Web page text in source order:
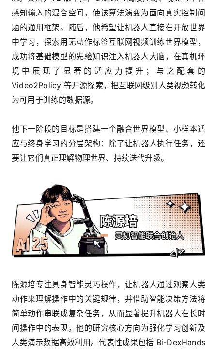
感知输入的混合空间，使该算法演变为面向真实控制问
题的通用框架。随后，他希望让机器人直接在开放世界
中学习，探索用无动作标签互联网视频训练世界模型，
成功将基础模型的先验知识注入机器人大脑，在真机环
境中展现了显著的适应力提升；与之配套的
Video2Policy 等开源探索，把互联网级别人类视频转化
为可用于训练的数据源。
他下一阶段的目标是搭建一个融合世界模型、小样本适
应与终身学习的分层架构：除了让机器人执行任务，还
要让它们真正理解物理世界、持续迭代升级。
陈源培专注具身智能灵巧操作，让机器人通过观察人类
动作来理解操作中的关键规律，并借助智能决策方法将
简单动作串联成复杂任务，从而显著提升机器人在长时
间操作中的表现。他的研究核心方向为强化学习创新及
人类演示数据高效利用。代表性成果包括 Bi-DexHands